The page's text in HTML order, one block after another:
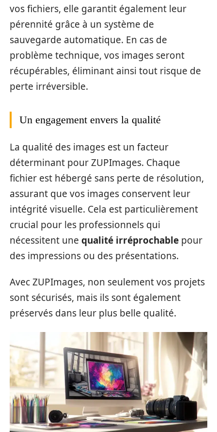
vos fichiers, elle garantit également leur
pérennité grâce à un système de
sauvegarde automatique. En cas de
problème technique, vos images seront
récupérables, éliminant ainsi tout risque de
perte irréversible.
Un engagement envers la qualité
La qualité des images est un facteur
déterminant pour ZUPImages. Chaque
fichier est hébergé sans perte de résolution,
assurant que vos images conservent leur
intégrité visuelle. Cela est particulièrement
crucial pour les professionnels qui
nécessitent une qualité irréprochable pour
des impressions ou des présentations.
Avec ZUPImages, non seulement vos projets
sont sécurisés, mais ils sont également
préservés dans leur plus belle qualité.